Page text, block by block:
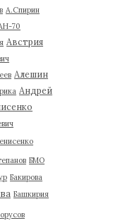
А.Спирин
70
Австрия
Алешин
Андрей
БМО
Бакирова
Башкирия